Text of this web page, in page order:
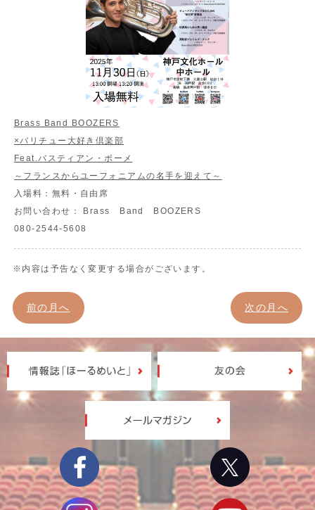
Brass Band BOOZERS
×バリチュー大好き倶楽部
Feat.バスティアン・ボーメ
～フランスからユーフォニアムの名手を迎えて～
入場料： 無料・自由席
お問い合わせ：
Brass Band BOOZERS
080-2544-5608
※内容は予告なく変更する場合がございます。
前の月へ 次の月へ